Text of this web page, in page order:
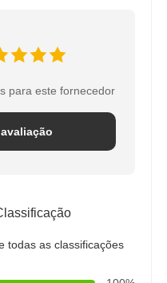
para este fornecedor
todas as classificações